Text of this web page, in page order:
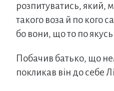
розпитуватись, який,
такого воза й по кого
бо вони, що то по якусь
Побачив батько, що
покликав він до себе